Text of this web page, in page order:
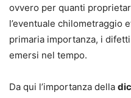
ovvero per quanti
l’eventuale chilometraggio
primaria importanza, i
emersi nel tempo.
Da qui l’importanza della